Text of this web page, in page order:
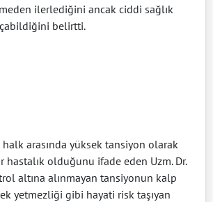
ilerlediğini ancak ciddi sağlık
belirtti.
arasında yüksek tansiyon olarak
olduğunu ifade eden Uzm. Dr.
altına alınmayan tansiyonun kalp
yetmezliği gibi hayati risk taşıyan